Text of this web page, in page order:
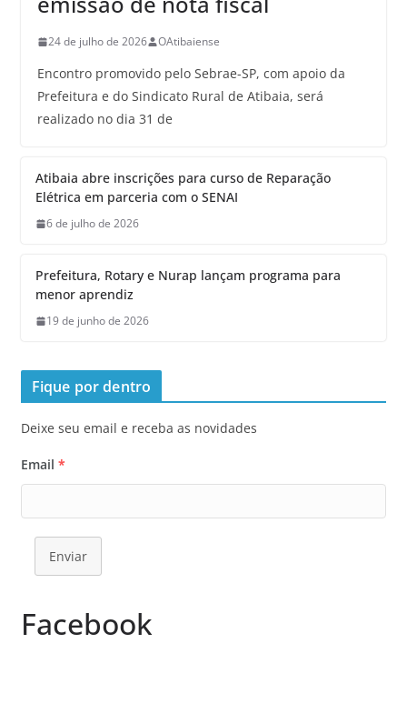
24 de julho de 2026 OAtibaiense
Encontro promovido pelo Sebrae-SP, com apoio da
Prefeitura e do Sindicato Rural de Atibaia, será
realizado no dia 31 de
Atibaia abre inscrições para curso de Reparação
Elétrica em parceria com o SENAI
6 de julho de 2026
Prefeitura, Rotary e Nurap lançam programa para
menor aprendiz
19 de junho de 2026
Fique por dentro
Deixe seu email e receba as novidades
Email *
Enviar
Facebook